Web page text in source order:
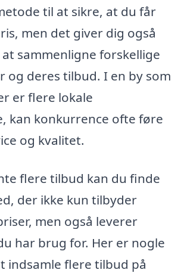
til at sikre, at du får
men det giver dig også
sammenligne forskellige
og deres tilbud. I en by som
er flere lokale
kan konkurrence ofte føre
og kvalitet.
flere tilbud kan du finde
der ikke kun tilbyder
men også leverer
har brug for. Her er nogle
indsamle flere tilbud på